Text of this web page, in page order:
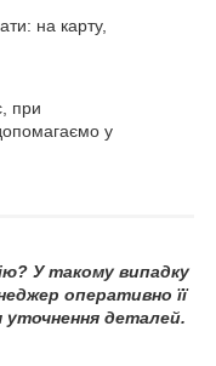
на карту,
при
у
У такому випадку
оперативно її
уточнення деталей.